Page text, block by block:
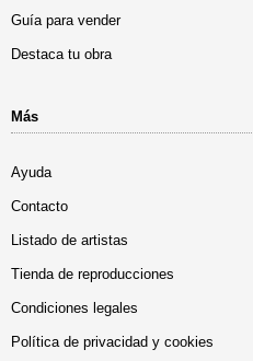
Guía para vender
Destaca tu obra
Más
Ayuda
Contacto
Listado de artistas
Tienda de reproducciones
Condiciones legales
Política de privacidad y cookies